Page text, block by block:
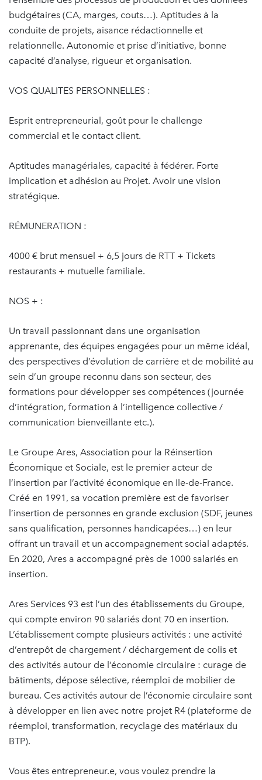
budgétaires (CA, marges, couts…). Aptitudes à la
conduite de projets, aisance rédactionnelle et
relationnelle. Autonomie et prise d’initiative, bonne
capacité d’analyse, rigueur et organisation.
VOS QUALITES PERSONNELLES :
Esprit entrepreneurial, goût pour le challenge
commercial et le contact client.
Aptitudes managériales, capacité à fédérer. Forte
implication et adhésion au Projet. Avoir une vision
stratégique.
RÉMUNERATION :
4000 € brut mensuel + 6,5 jours de RTT + Tickets
restaurants + mutuelle familiale.
NOS + :
Un travail passionnant dans une organisation
apprenante, des équipes engagées pour un même idéal,
des perspectives d’évolution de carrière et de mobilité au
sein d’un groupe reconnu dans son secteur, des
formations pour développer ses compétences (journée
d’intégration, formation à l’intelligence collective /
communication bienveillante etc.).
Le Groupe Ares, Association pour la Réinsertion
Économique et Sociale, est le premier acteur de
l’insertion par l’activité économique en Ile-de-France.
Créé en 1991, sa vocation première est de favoriser
l’insertion de personnes en grande exclusion (SDF, jeunes
sans qualification, personnes handicapées…) en leur
offrant un travail et un accompagnement social adaptés.
En 2020, Ares a accompagné près de 1000 salariés en
insertion.
Ares Services 93 est l’un des établissements du Groupe,
qui compte environ 90 salariés dont 70 en insertion.
L’établissement compte plusieurs activités : une activité
d’entrepôt de chargement / déchargement de colis et
des activités autour de l’économie circulaire : curage de
bâtiments, dépose sélective, réemploi de mobilier de
bureau. Ces activités autour de l’économie circulaire sont
à développer en lien avec notre projet R4 (plateforme de
réemploi, transformation, recyclage des matériaux du
BTP).
Vous êtes entrepreneur.e, vous voulez prendre la